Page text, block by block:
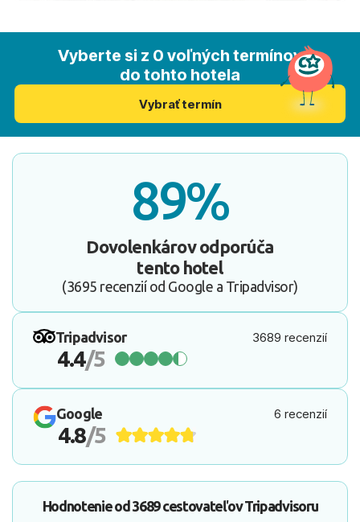
Vyberte si z 0 voľných termínov
do tohto hotela
Vybrať termín
89%
Dovolenkárov odporúča
tento hotel
(3695 recenzií od Google a Tripadvisor)
Tripadvisor 3689 recenzií
4.4/5
Google 6 recenzií
4.8/5
Hodnotenie od 3689 cestovateľovTripadvisoru